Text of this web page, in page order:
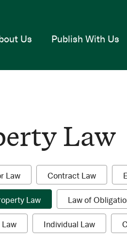
Us Publish With Us
Law
Law
item
Contract Law
item
Law
item
Law of
item
Individual Law
item